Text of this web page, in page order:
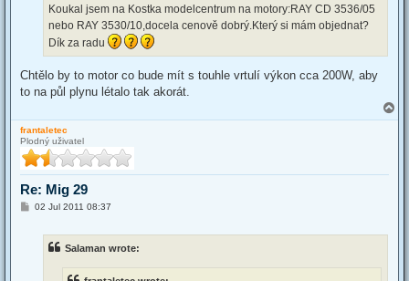
Koukal jsem na Kostka modelcentrum na motory:RAY CD 3536/05
nebo RAY 3530/10,docela cenově dobrý.Který si mám objednat?
Dík za radu
Chtělo by to motor co bude mít s touhle vrtulí výkon cca 200W, aby
to na půl plynu létalo tak akorát.
o
frantaletec
Plodný uživatel
Re: Mig 29
P02 Jul 2011 08:37
Salaman wrote: